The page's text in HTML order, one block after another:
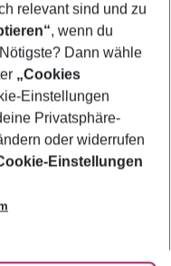
relevant sind und zu
, wenn du
Dann wähle
„Cookies
Einstellungen
Privatsphäre-
oder widerrufen
Einstellungen